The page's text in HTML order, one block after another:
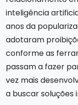
inteligência
anos da
adotaram
conforme as
passam a fazer
vez mais
a buscar soluções